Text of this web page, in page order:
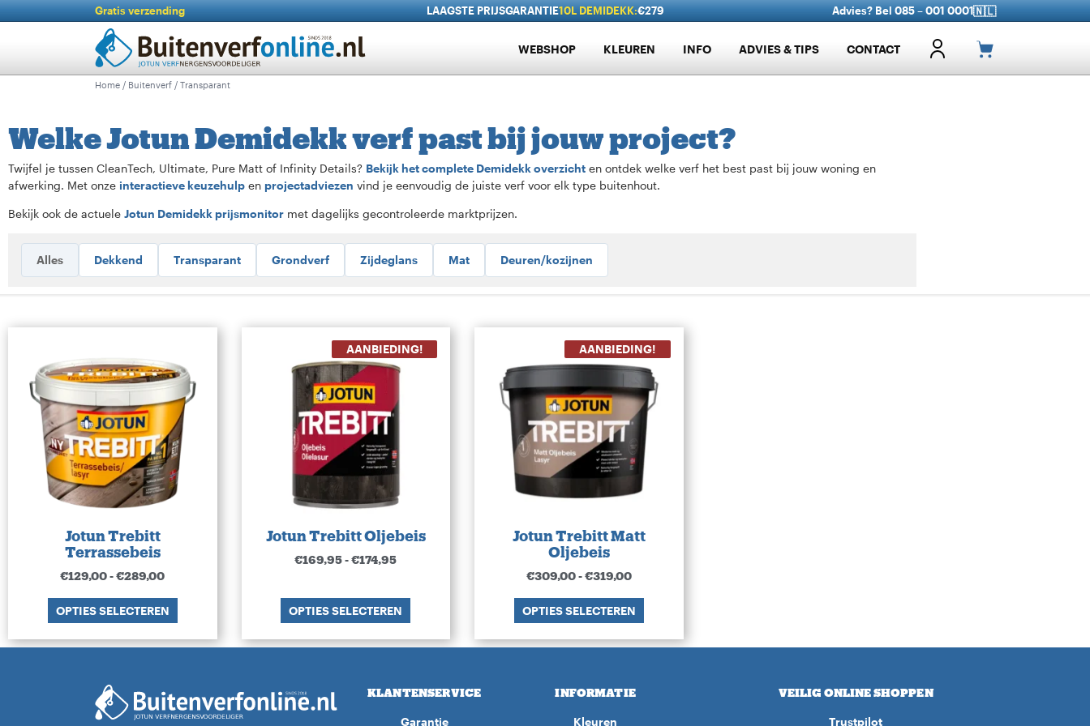
Gratis verzending LAAGSTE PRIJSGARANTIE10L DEMIDEKK:€279 Advies? Bel 085 – 001 0001🇳🇱
WEBSHOP KLEUREN INFO ADVIES & TIPS CONTACT
Home / Buitenverf / Transparant
Welke Jotun Demidekk verf past bij jouw project?
Twijfel je tussen CleanTech, Ultimate, Pure Matt of Infinity Details? Bekijk het complete Demidekk overzicht en ontdek welke verf het best past bij jouw woning en
afwerking. Met onze interactieve keuzehulp en projectadviezen vind je eenvoudig de juiste verf voor elk type buitenhout.
Bekijk ook de actuele Jotun Demidekk prijsmonitor met dagelijks gecontroleerde marktprijzen.
Alles Dekkend Transparant Grondverf Zijdeglans Mat Deuren/kozijnen
Jotun Trebitt
Terrassebeis
€129,00-€289,00
OPTIES SELECTEREN
AANBIEDING!
Jotun Trebitt Oljebeis
€169,95-€174,95
OPTIES SELECTEREN
AANBIEDING!
Jotun Trebitt Matt
Oljebeis
€309,00-€319,00
OPTIES SELECTEREN
KLANTENSERVICE
Garantie
INFORMATIE
Kleuren
VEILIG ONLINE SHOPPEN
Trustpilot